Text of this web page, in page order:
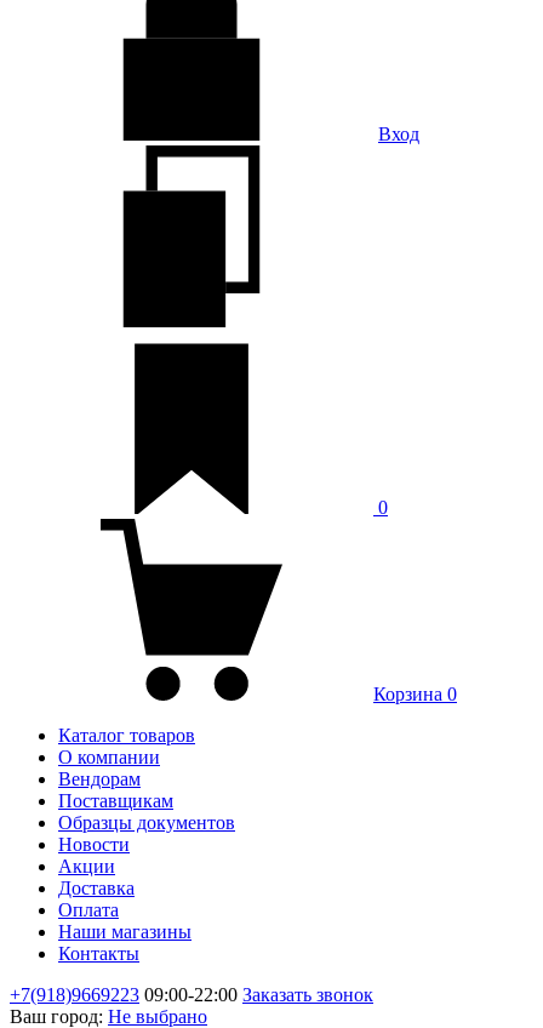
Вход
0
Корзина 0
Каталог товаров
О компании
Вендорам
Поставщикам
Образцы документов
Новости
Акции
Доставка
Оплата
Наши магазины
Контакты
+7(918)9669223 09:00-22:00 Заказать звонок
Ваш город: Не выбрано